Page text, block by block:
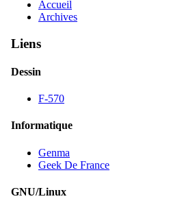
Accueil
Archives
Liens
Dessin
F-570
Informatique
Genma
Geek De France
GNU/Linux